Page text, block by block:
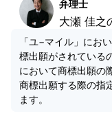
弁理士
大瀬 佳之
「ユ−マイル」にお
標出願がされている
において商標出願の
商標出願する際の指
ます。